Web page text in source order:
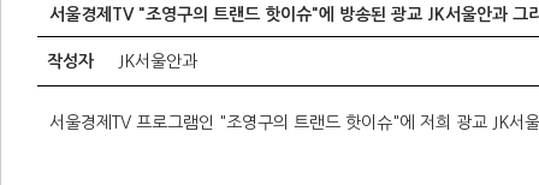
서울경제TV "조영구의 트랜드 핫이슈"에 방송된 광교 JK서울안과 그
작성자 JK서울안과
서울경제TV 프로그램인 "조영구의 트랜드 핫이슈"에 저희 광교 JK서